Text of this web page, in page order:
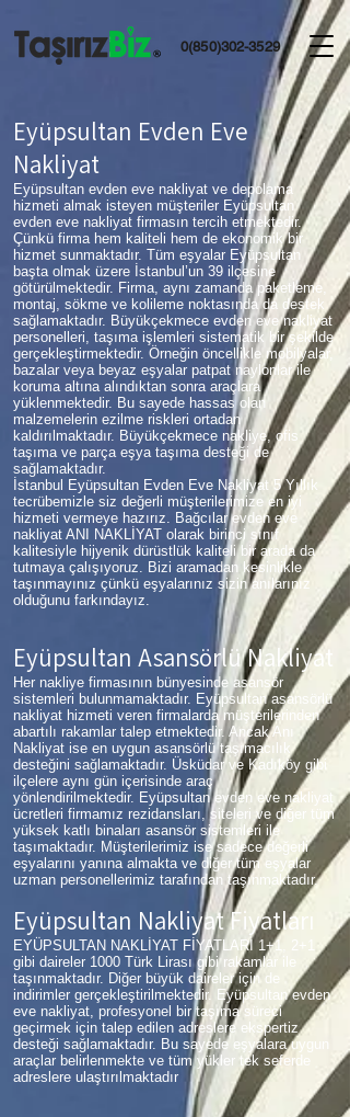
0(850)302-3529
Eyüpsultan Evden Eve
Nakliyat
Eyüpsultan evden eve nakliyat ve depolama
hizmeti almak isteyen müşteriler Eyüpsultan
evden eve nakliyat firmasın tercih etmektedir.
Çünkü firma hem kaliteli hem de ekonomik bir
hizmet sunmaktadır. Tüm eşyalar Eyüpsultan
başta olmak üzere İstanbul’un 39 ilçesine
götürülmektedir. Firma, aynı zamanda paketleme,
montaj, sökme ve kolileme noktasında da destek
sağlamaktadır. Büyükçekmece evden eve nakliyat
personelleri, taşıma işlemleri sistematik bir şekilde
gerçekleştirmektedir. Örneğin öncellikle mobilyalar,
bazalar veya beyaz eşyalar patpat naylonlar ile
koruma altına alındıktan sonra araçlara
yüklenmektedir. Bu sayede hassas olan
malzemelerin ezilme riskleri ortadan
kaldırılmaktadır. Büyükçekmece nakliye, ofis
taşıma ve parça eşya taşıma desteği de
sağlamaktadır.
İstanbul Eyüpsultan Evden Eve Nakliyat 5 Yıllık
tecrübemizle siz değerli müşterilerimize en iyi
hizmeti vermeye hazırız. Bağcılar evden eve
nakliyat ANI NAKLİYAT olarak birinci sınıf
kalitesiyle hijyenik dürüstlük kaliteli bir arada da
tutmaya çalışıyoruz. Bizi aramadan kesinlikle
taşınmayınız çünkü eşyalarınız sizin anılarınız
olduğunu farkındayız.
Eyüpsultan Asansörlü Nakliyat
Her nakliye firmasının bünyesinde asansör
sistemleri bulunmamaktadır. Eyüpsultan asansörlü
nakliyat hizmeti veren firmalarda müşterilerinden
abartılı rakamlar talep etmektedir. Ancak Anı
Nakliyat ise en uygun asansörlü taşımacılık
desteğini sağlamaktadır. Üsküdar ve Kadıköy gibi
ilçelere aynı gün içerisinde araç
yönlendirilmektedir. Eyüpsultan evden eve nakliyat
ücretleri firmamız rezidansları, siteleri ve diğer tüm
yüksek katlı binaları asansör sistemleri ile
taşımaktadır. Müşterilerimiz ise sadece değerli
eşyalarını yanına almakta ve diğer tüm eşyalar
uzman personellerimiz tarafından taşınmaktadır.
Eyüpsultan Nakliyat Fiyatları
EYÜPSULTAN NAKLİYAT FİYATLARI 1+1, 2+1
gibi daireler 1000 Türk Lirası gibi rakamlar ile
taşınmaktadır. Diğer büyük daireler için de
indirimler gerçekleştirilmektedir. Eyüpsultan evden
eve nakliyat, profesyonel bir taşıma süreci
geçirmek için talep edilen adreslere ekspertiz
desteği sağlamaktadır. Bu sayede eşyalara uygun
araçlar belirlenmekte ve tüm yükler tek seferde
adreslere ulaştırılmaktadır